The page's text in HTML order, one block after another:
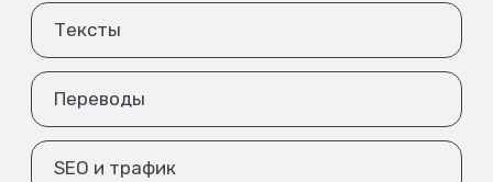
Тексты
Переводы
SEO и трафик